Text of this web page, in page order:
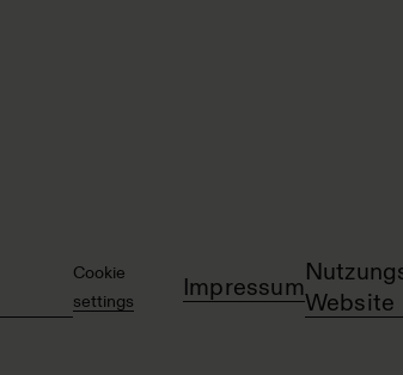
Cookie
settings
Impressum
Website